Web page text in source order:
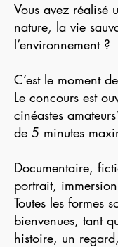
Vous avez réalisé
nature, la vie
l’environnement ?
C’est le moment
Le concours est
cinéastes
de 5 minutes
Documentaire,
portrait,
Toutes les formes
bienvenues, tant
histoire, un